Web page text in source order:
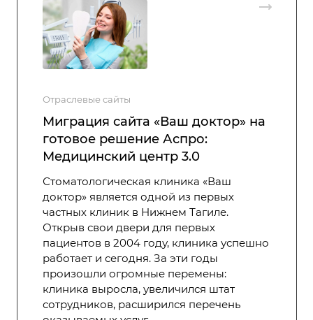
Отраслевые сайты
Миграция сайта «Ваш доктор» на
готовое решение Аспро:
Медицинский центр 3.0
Стоматологическая клиника «Ваш
доктор» является одной из первых
частных клиник в Нижнем Тагиле.
Открыв свои двери для первых
пациентов в 2004 году, клиника успешно
работает и сегодня. За эти годы
произошли огромные перемены:
клиника выросла, увеличился штат
сотрудников, расширился перечень